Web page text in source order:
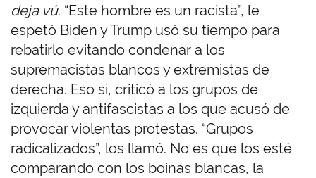
deja vú. “Este hombre es un racista”, le
espetó Biden y Trump usó su tiempo para
rebatirlo evitando condenar a los
supremacistas blancos y extremistas de
derecha. Eso sí, criticó a los grupos de
izquierda y antifascistas a los que acusó de
provocar violentas protestas. “Grupos
radicalizados”, los llamó. No es que los esté
comparando con los boinas blancas, la